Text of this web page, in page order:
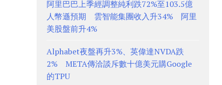
阿里巴巴上季經調整純利跌72%至103.5億
人幣遜預期 雲智能集團收入升34% 阿里
美股盤前升4%
Alphabet夜盤再升3%、英偉達NVDA跌
2% META傳洽談斥數十億美元購Google
的TPU